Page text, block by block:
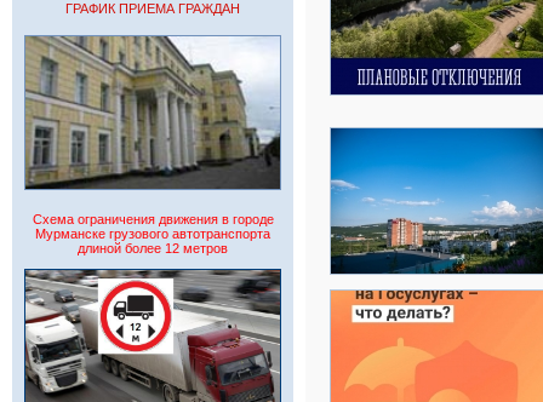
ГРАФИК ПРИЕМА ГРАЖДАН
Схема ограничения движения в городе
Мурманске грузового автотранспорта
длиной более 12 метров